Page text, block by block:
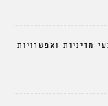
מדיניות ואפשרויות